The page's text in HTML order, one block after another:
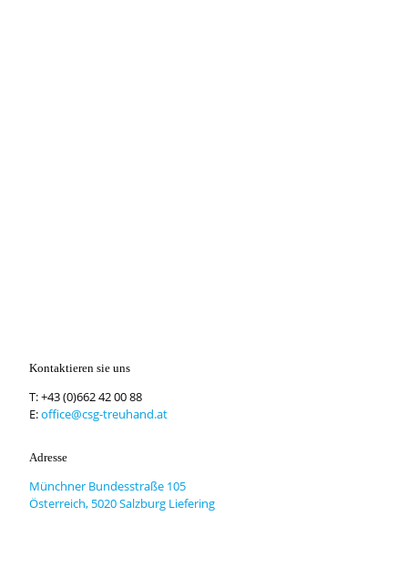
Kontaktieren sie uns
T:+43 (0)662 42 00 88
E:office@csg-treuhand.at
Adresse
Münchner Bundesstraße 105
Österreich, 5020 Salzburg Liefering